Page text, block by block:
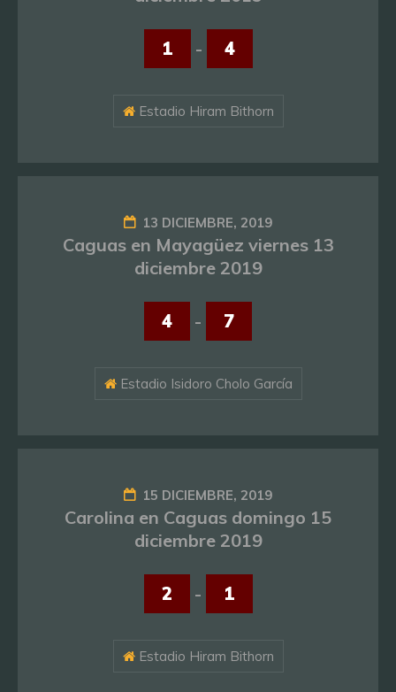
1 - 4
Estadio Hiram Bithorn
13 DICIEMBRE, 2019
Caguas en Mayagüez viernes 13
diciembre 2019
4 - 7
Estadio Isidoro Cholo García
15 DICIEMBRE, 2019
Carolina en Caguas domingo 15
diciembre 2019
2 - 1
Estadio Hiram Bithorn